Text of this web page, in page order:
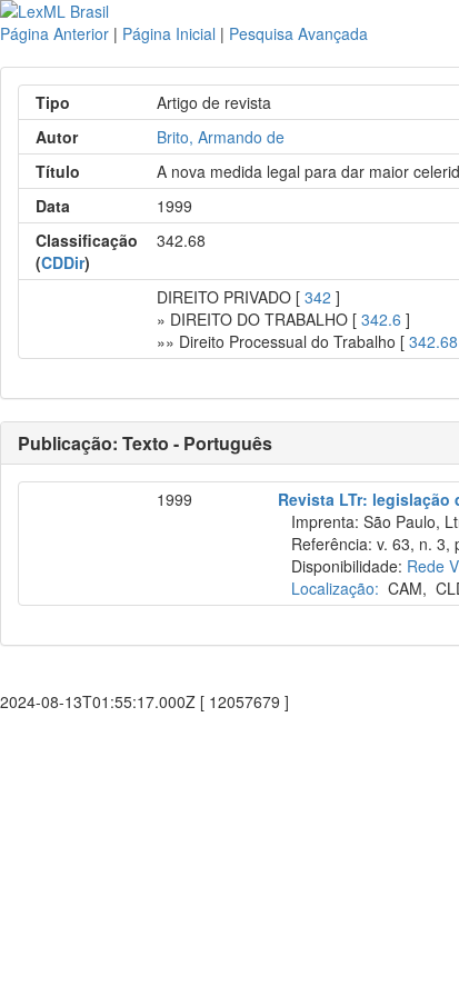
Página Anterior | Página Inicial | Pesquisa Avançada
Tipo
Artigo de revista
Autor
Brito, Armando de
Título
A nova medida legal para dar maior
Data
1999
Classificação
(CDDir)
342.68
DIREITO PRIVADO [342 ]
» DIREITO DO TRABALHO [342.6 ]
»» Direito Processual do Trabalho [342.68
Publicação: Texto - Português
1999
Revista LTr: legislação
Imprenta: São Paulo,
Referência: v. 63, n. 3,
Disponibilidade: Rede
Localização: CAM,
2024-08-13T01:55:17.000Z [ 12057679 ]